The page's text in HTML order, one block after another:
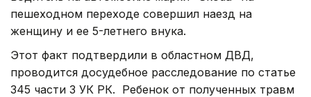
пешеходном переходе совершил наезд на
женщину и ее 5-летнего внука.
Этот факт подтвердили в областном ДВД,
проводится досудебное расследование по статье
345 части 3 УК РК. Ребенок от полученных травм